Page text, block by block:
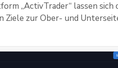
„ActivTrader“ lassen sich
Ziele zur Ober- und